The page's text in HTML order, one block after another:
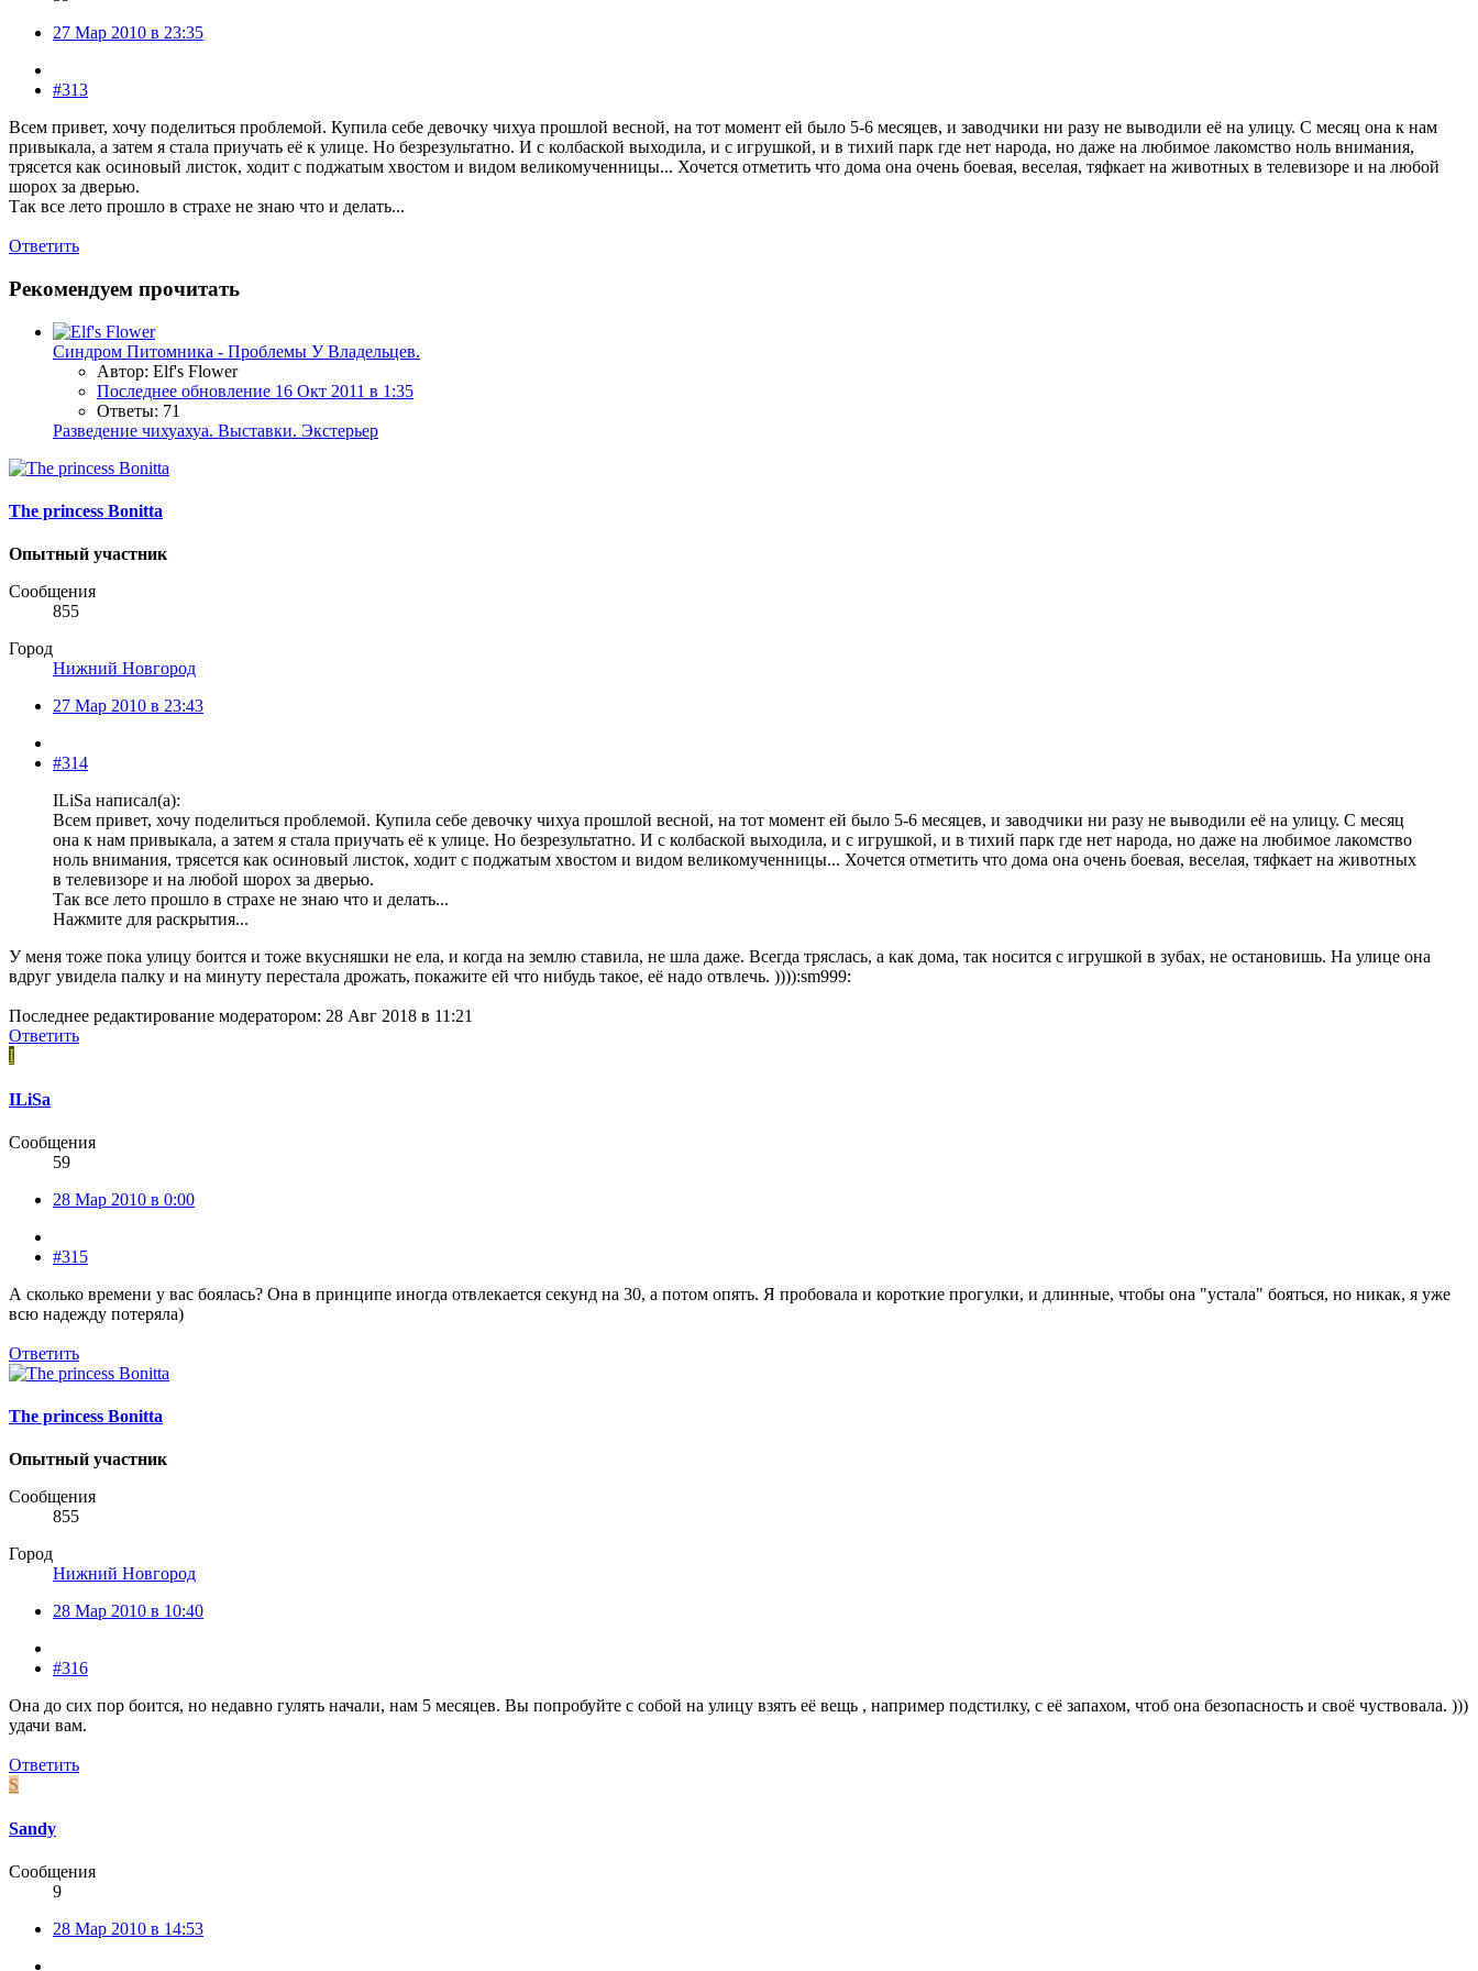
27 Мар 2010 в 23:35
#313
Всем привет, хочу поделиться проблемой. Купила себе девочку чихуа прошлой весной, на тот момент ей было 5-6 месяцев, и заводчики ни разу не выводили её на улицу. С месяц она к нам
привыкала, а затем я стала приучать её к улице. Но безрезультатно. И с колбаской выходила, и с игрушкой, и в тихий парк где нет народа, но даже на любимое лакомство ноль внимания,
трясется как осиновый листок, ходит с поджатым хвостом и видом великомученницы... Хочется отметить что дома она очень боевая, веселая, тяфкает на животных в телевизоре и на любой
шорох за дверью.
Так все лето прошло в страхе не знаю что и делать...
Ответить
Рекомендуем прочитать
Синдром Питомника - Проблемы У Владельцев.
Автор: Elf's Flower
Последнее обновление 16 Окт 2011 в 1:35
Ответы: 71
Разведение чихуахуа. Выставки. Экстерьер
The princess Bonitta
Опытный участник
Сообщения
855
Город
Нижний Новгород
27 Мар 2010 в 23:43
#314
ILiSa написал(а):
Всем привет, хочу поделиться проблемой. Купила себе девочку чихуа прошлой весной, на тот момент ей было 5-6 месяцев, и заводчики ни разу не выводили её на улицу. С месяц
она к нам привыкала, а затем я стала приучать её к улице. Но безрезультатно. И с колбаской выходила, и с игрушкой, и в тихий парк где нет народа, но даже на любимое лакомство
ноль внимания, трясется как осиновый листок, ходит с поджатым хвостом и видом великомученницы... Хочется отметить что дома она очень боевая, веселая, тяфкает на животных
в телевизоре и на любой шорох за дверью.
Так все лето прошло в страхе не знаю что и делать...
Нажмите для раскрытия...
У меня тоже пока улицу боится и тоже вкусняшки не ела, и когда на землю ставила, не шла даже. Всегда тряслась, а как дома, так носится с игрушкой в зубах, не остановишь. На улице она
вдруг увидела палку и на минуту перестала дрожать, покажите ей что нибудь такое, её надо отвлечь. )))):sm999:
Последнее редактирование модератором: 28 Авг 2018 в 11:21
Ответить
I
ILiSa
Сообщения
59
28 Мар 2010 в 0:00
#315
А сколько времени у вас боялась? Она в принципе иногда отвлекается секунд на 30, а потом опять. Я пробовала и короткие прогулки, и длинные, чтобы она "устала" бояться, но никак, я уже
всю надежду потеряла)
Ответить
The princess Bonitta
Опытный участник
Сообщения
855
Город
Нижний Новгород
28 Мар 2010 в 10:40
#316
Она до сих пор боится, но недавно гулять начали, нам 5 месяцев. Вы попробуйте с собой на улицу взять её вещь , например подстилку, с её запахом, чтоб она безопасность и своё чуствовала. )))
удачи вам.
Ответить
S
Sandy
Сообщения
9
28 Мар 2010 в 14:53